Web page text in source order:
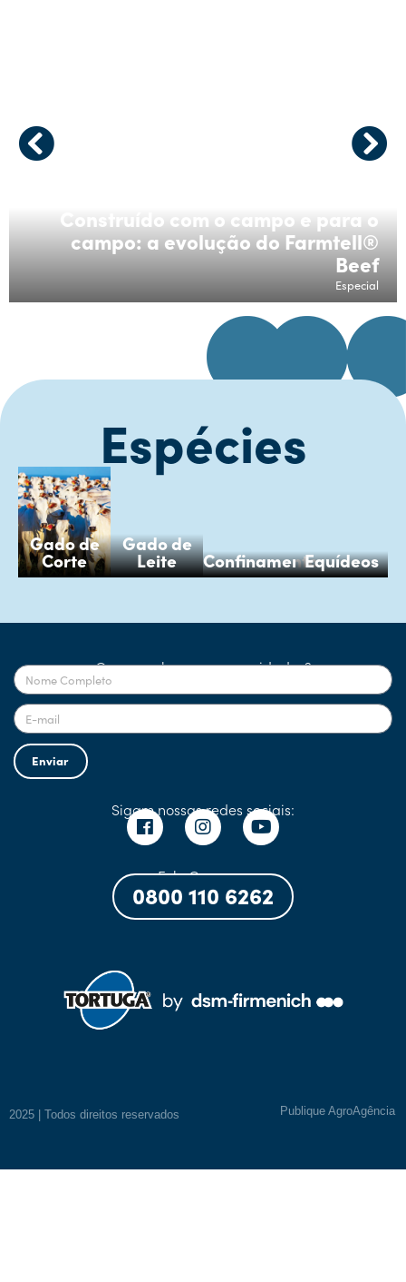
Construído com o campo e para o
campo: a evolução do Farmtell®
Beef
Especial
Espécies
Gado de
Corte
Gado de
Leite ConfinamentoEquídeos
Quer receber nossas novidades?
Enviar
Sigam nossas redes sociais:
Fale Conosco:
0800 110 6262
2025 | Todos direitos reservados Publique AgroAgência